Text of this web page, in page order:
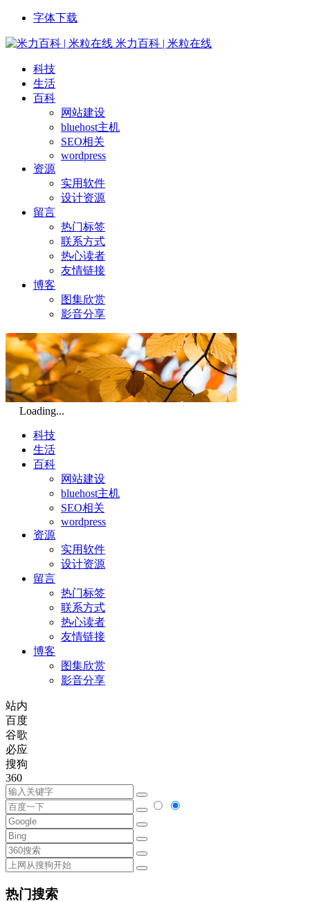
字体下载
米力百科 | 米粒在线
科技
生活
百科
网站建设
bluehost主机
SEO相关
wordpress
资源
实用软件
设计资源
留言
热门标签
联系方式
热心读者
友情链接
博客
图集欣赏
影音分享
Loading...
科技
生活
百科
网站建设
bluehost主机
SEO相关
wordpress
资源
实用软件
设计资源
留言
热门标签
联系方式
热心读者
友情链接
博客
图集欣赏
影音分享
站内
百度
谷歌
必应
搜狗
360
热门搜索